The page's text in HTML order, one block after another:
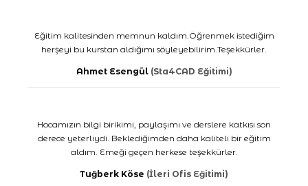
Eğitim kalitesinden memnun kaldım.Öğrenmek istediğim
herşeyi bu kurstan aldığımı söyleyebilirim.Teşekkürler.
Ahmet Esengül (Sta4CAD Eğitimi)
Hocamızın bilgi birikimi, paylaşımı ve derslere katkısı son
derece yeterliydi. Beklediğimden daha kaliteli bir eğitim
aldım. Emeği geçen herkese teşekkürler.
Tuğberk Köse (İleri Ofis Eğitimi)